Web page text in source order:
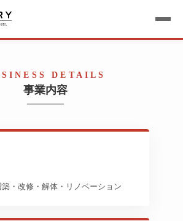
DETAILS
事業内容
・改修・解体・リノベーション